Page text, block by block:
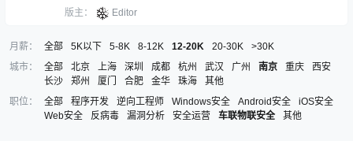
版主： Editor
月薪： 全部 5K以下 5-8K 8-12K 12-20K 20-30K
>30K
城市：
全部 北京 上海 深圳 成都 杭州 武汉 广州 南京 重庆
西安
长沙
郑州 厦门 合肥 金华 珠海
其他
职位：
全部 程序开发 逆向工程师 Windows安全 Android安全
iOS安全
Web安全
反病毒 漏洞分析 安全运营 车联物联安全 其他